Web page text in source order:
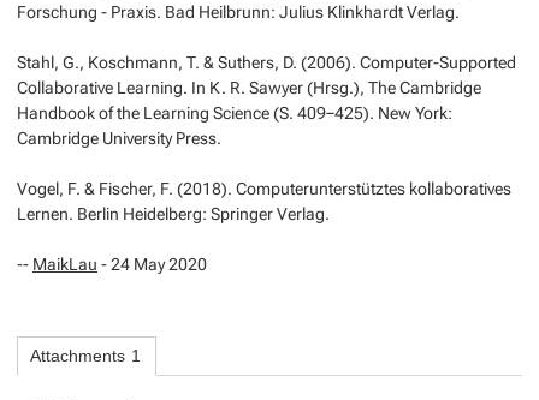
Forschung - Praxis. Bad Heilbrunn: Julius Klinkhardt Verlag.
Stahl, G., Koschmann, T. & Suthers, D. (2006). Computer-Supported
Collaborative Learning. In K. R. Sawyer (Hrsg.), The Cambridge
Handbook of the Learning Science(S. 409−425). New York:
Cambridge University Press.
Vogel, F. & Fischer, F. (2018). Computerunterstütztes kollaboratives
Lernen. Berlin Heidelberg: Springer Verlag.
-- MaikLau - 24 May 2020
Attachments 1